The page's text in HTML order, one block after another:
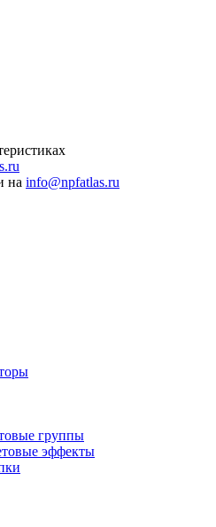
на info@npfatlas.ru
группы
эффекты